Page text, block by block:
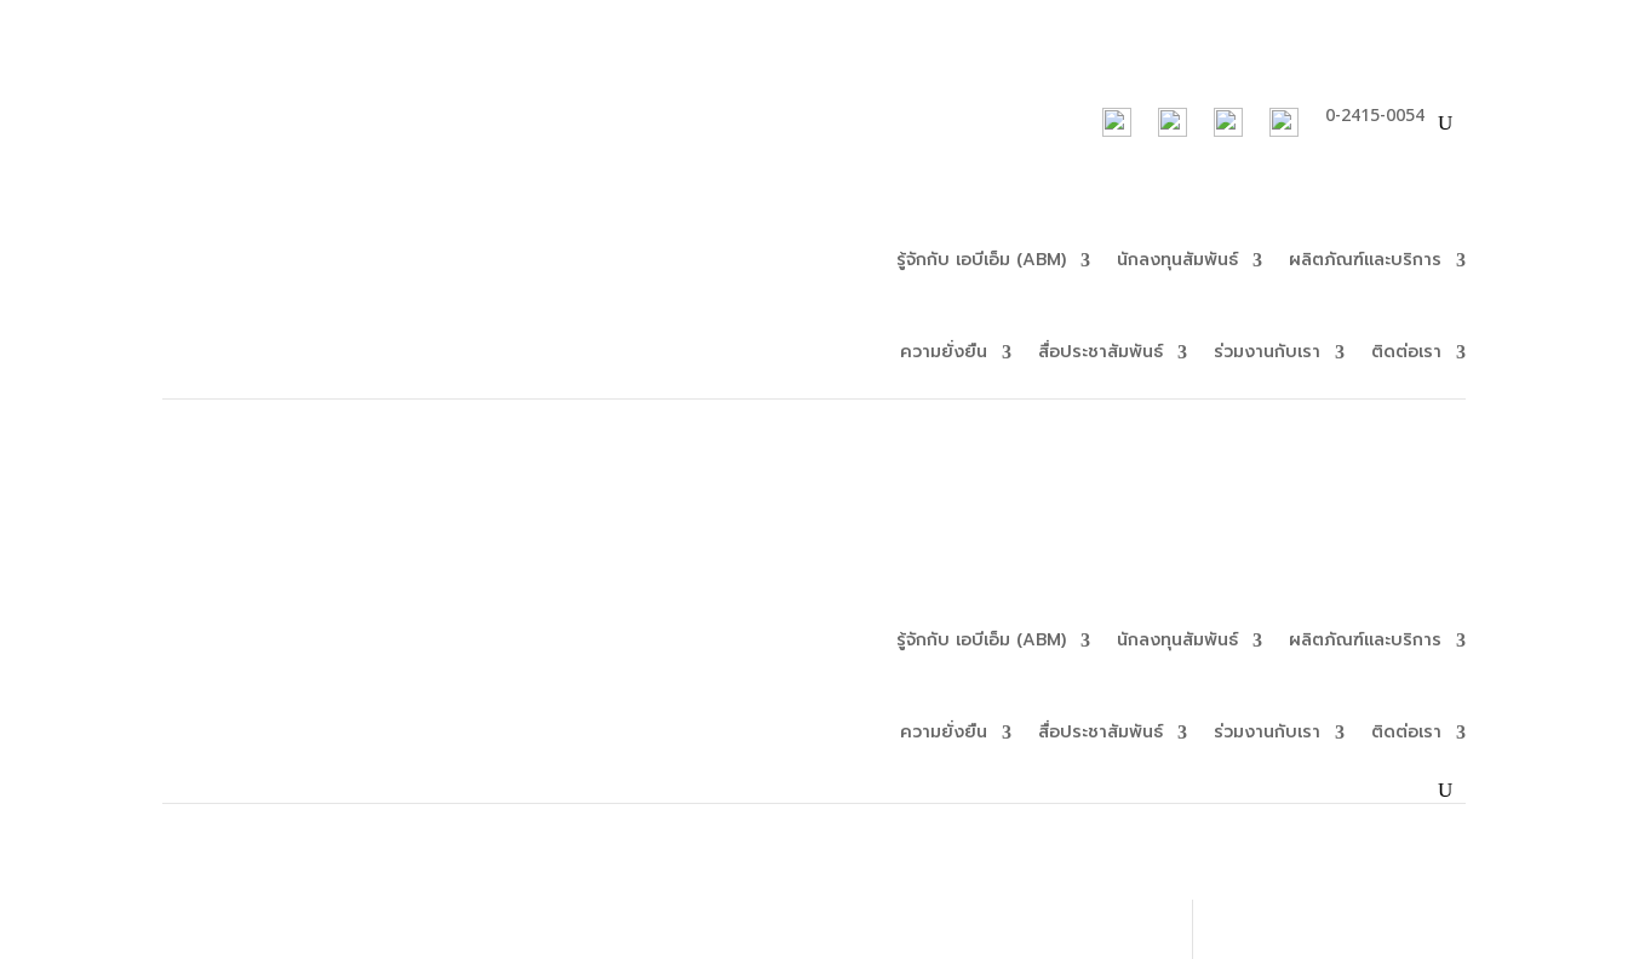
0-2415-0054
รู้จักกับ เอบีเอ็ม (ABM) นักลงทุนสัมพันธ์ ผลิตภัณฑ์และบริการ
ความยั่งยืน สื่อประชาสัมพันธ์ ร่วมงานกับเรา ติดต่อเรา
รู้จักกับ เอบีเอ็ม (ABM) นักลงทุนสัมพันธ์ ผลิตภัณฑ์และบริการ
ความยั่งยืน สื่อประชาสัมพันธ์ ร่วมงานกับเรา ติดต่อเรา